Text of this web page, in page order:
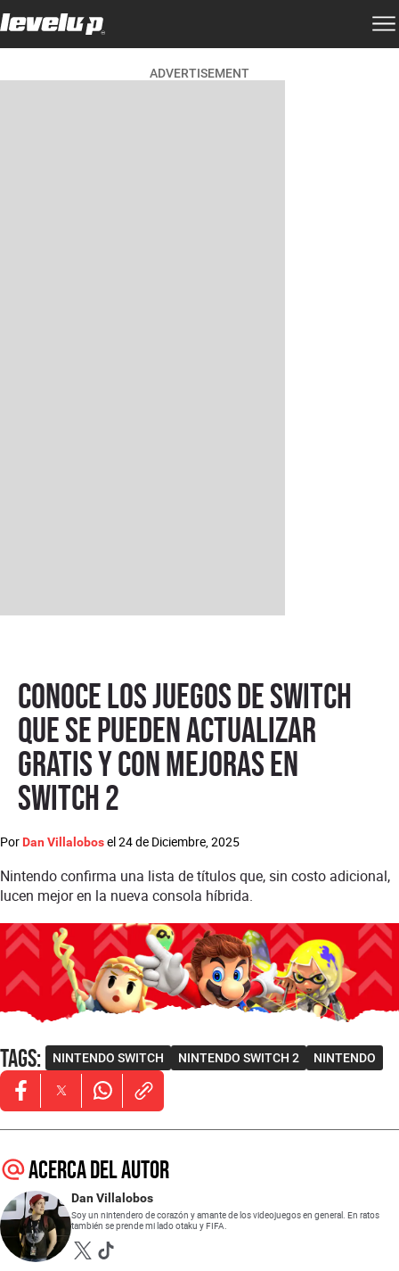
ADVERTISEMENT
Conoce los juegos de Switch
que se pueden actualizar
gratis y con mejoras en
Switch 2
Por Dan Villalobosel24 de Diciembre, 2025
Nintendo confirma una lista de títulos que, sin costo adicional,
lucen mejor en la nueva consola híbrida.
Tags: NINTENDO SWITCH NINTENDO SWITCH 2 NINTENDO
Opens in new window
Opens in new window
Opens in new window
Acerca del autor
Dan Villalobos
Soy un nintendero de corazón y amante de los videojuegos en general. En ratos
también se prende mi lado otaku y FIFA.
Opens in new window
Opens in new window